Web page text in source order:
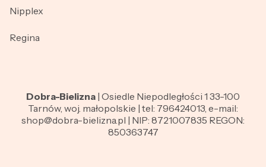
Nipplex
Regina
Dobra-Bielizna | Osiedle Niepodległości 1 33-100
Tarnów, woj. małopolskie | tel: 796424013, e-mail:
shop@dobra-bielizna.pl | NIP: 8721007835 REGON:
850363747